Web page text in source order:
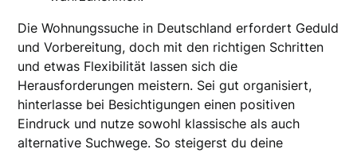
Die Wohnungssuche in Deutschland erfordert Geduld
und Vorbereitung, doch mit den richtigen Schritten
und etwas Flexibilität lassen sich die
Herausforderungen meistern. Sei gut organisiert,
hinterlasse bei Besichtigungen einen positiven
Eindruck und nutze sowohl klassische als auch
alternative Suchwege. So steigerst du deine